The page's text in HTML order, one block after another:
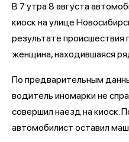
В 7 утра 8 августа
киоск на улице
результате
женщина, находившаяся
По предварительным
водитель иномарки не
совершил наезд на киоск.
автомобилист оставил